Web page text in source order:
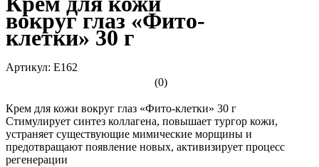
вокруг глаз «Фито-
клетки» 30 г
Артикул: E162
(0)
Крем для кожи вокруг глаз «Фито-клетки» 30 г
Стимулирует синтез коллагена, повышает тургор кожи,
устраняет существующие мимические морщины и
предотвращают появление новых, активизирует процесс
регенерации